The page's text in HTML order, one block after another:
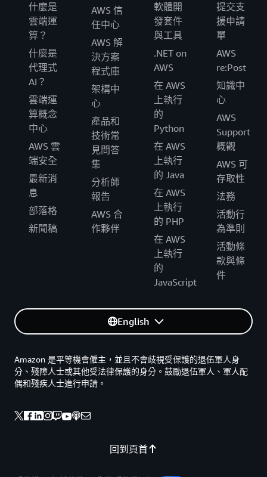
什麼是
雲端運
算？
什麼是
代理式
AI？
雲端運
算概念
中心
AWS 雲
端安全
最新消
息
部落格
新聞稿
AWS 信
任中心
AWS 解
決方案
程式庫
架構中
心
產品和
技術常
見問答
集
分析師
報告
AWS 合
作夥伴
軟體開
發套件
與工具
.NET on
AWS
在 AWS
上執行
的
Python
在 AWS
上執行
的 Java
在 AWS
上執行
的 PHP
在 AWS
上執行
的
JavaScript
提交支
援申請
單
AWS
re:Post
知識中
心
AWS
Support
概觀
AWS 可
存取性
法務
活動行
為準則
活動條
款與條
件
English
回到頁首
Amazon 是平等機會僱主，並且不會歧視受保護的退伍軍人身
分、殘障人士或其他受法律保護的身分。鼓勵退伍軍人、軍人配
偶和殘疾人士進行申請。